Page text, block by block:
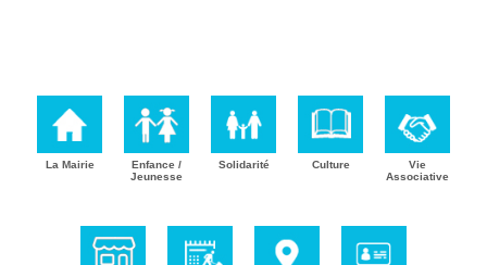
La Mairie
Enfance /
Jeunesse
Solidarité Culture
Vie
Associative